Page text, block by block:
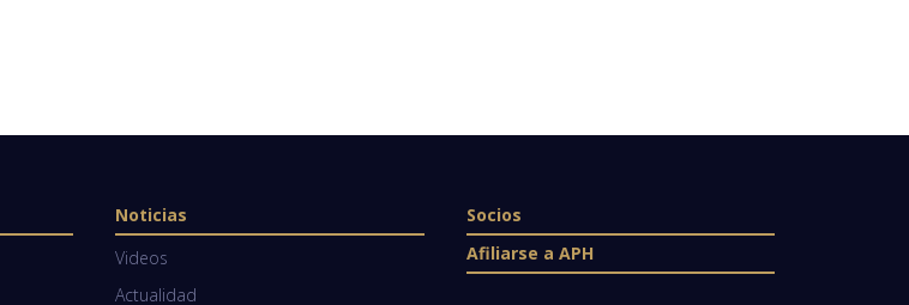
Noticias
Videos
Actualidad
Socios
Afiliarse a APH